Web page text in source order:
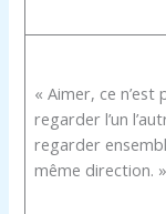
« Aimer, ce n’est
regarder l’un
regarder
même direction. »